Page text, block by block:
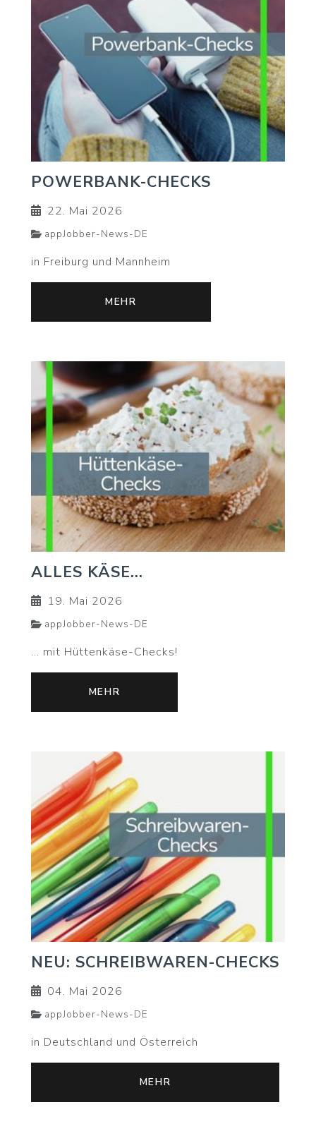
POWERBANK-CHECKS
22. Mai 2026
appJobber-News-DE
in Freiburg und Mannheim
MEHR
ALLES KÄSE...
19. Mai 2026
appJobber-News-DE
... mit Hüttenkäse-Checks!
MEHR
NEU: SCHREIBWAREN-CHECKS
04. Mai 2026
appJobber-News-DE
in Deutschland und Österreich
MEHR